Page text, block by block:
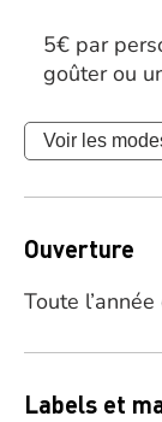
5€ par
goûter ou
Voir les
Ouverture
Toute
Labels et